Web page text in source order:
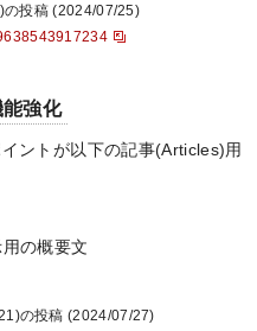
投稿 (2024/07/25)
強化
ントが以下の記事(Articles)用
の概要文
の投稿 (2024/07/27)